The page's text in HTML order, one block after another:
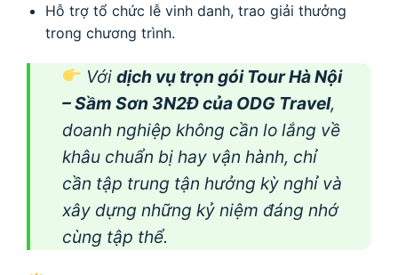
Hỗ trợ tổ chức lễ vinh danh, trao giải thưởng
trong chương trình.
Với dịch vụ trọn gói Tour Hà Nội
– Sầm Sơn 3N2Đ của ODG Travel,
doanh nghiệp không cần lo lắng về
khâu chuẩn bị hay vận hành, chỉ
cần tập trung tận hưởng kỳ nghỉ và
xây dựng những kỷ niệm đáng nhớ
cùng tập thể.